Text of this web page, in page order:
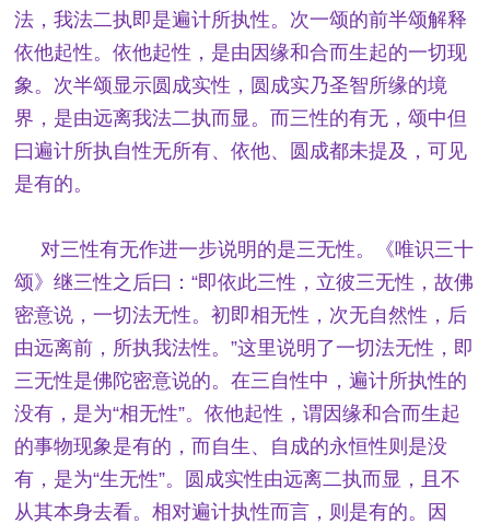
法，我法二执即是遍计所执性。次一颂的前半颂解释
依他起性。依他起性，是由因缘和合而生起的一切现
象。次半颂显示圆成实性，圆成实乃圣智所缘的境
界，是由远离我法二执而显。而三性的有无，颂中但
曰遍计所执自性无所有、依他、圆成都未提及，可见
是有的。
对三性有无作进一步说明的是三无性。《唯识三十
颂》继三性之后曰：“即依此三性，立彼三无性，故佛
密意说，一切法无性。初即相无性，次无自然性，后
由远离前，所执我法性。”这里说明了一切法无性，即
三无性是佛陀密意说的。在三自性中，遍计所执性的
没有，是为“相无性”。依他起性，谓因缘和合而生起
的事物现象是有的，而自生、自成的永恒性则是没
有，是为“生无性”。圆成实性由远离二执而显，且不
从其本身去看。相对遍计执性而言，则是有的。因